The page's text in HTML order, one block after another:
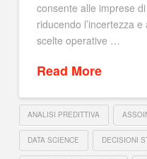
consente alle imprese
riducendo l’incertezza
scelte operative …
Read More
ANALISI PREDITTIVA
DATA SCIENCE DECISIONI